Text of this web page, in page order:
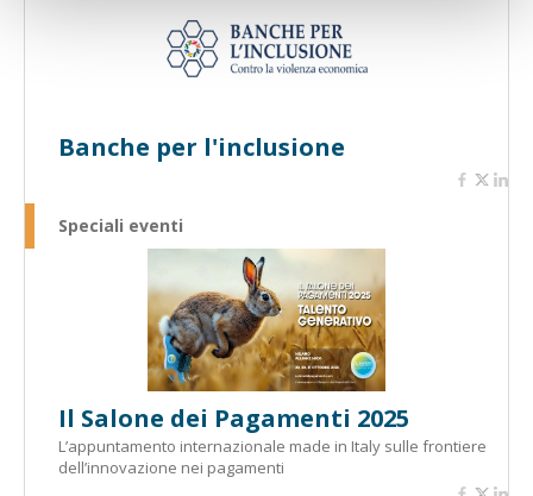
Banche per l'inclusione
Speciali eventi
Il Salone dei Pagamenti 2025
L’appuntamento internazionale made in Italy sulle frontiere
dell’innovazione nei pagamenti